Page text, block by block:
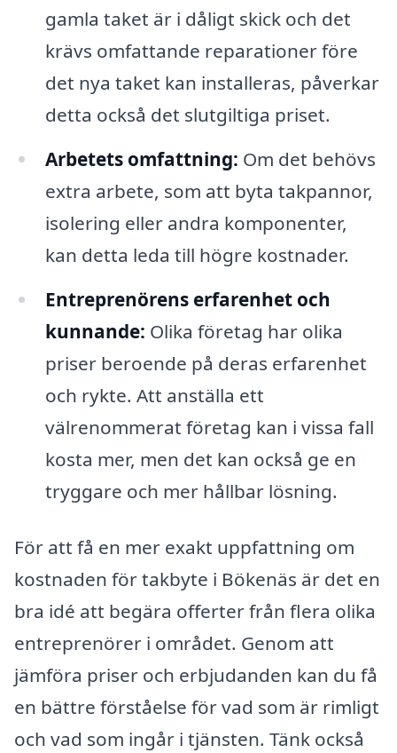
gamla taket är i dåligt skick och det
krävs omfattande reparationer före
det nya taket kan installeras, påverkar
detta också det slutgiltiga priset.
Arbetets omfattning: Om det behövs
extra arbete, som att byta takpannor,
isolering eller andra komponenter,
kan detta leda till högre kostnader.
Entreprenörens erfarenhet och
kunnande: Olika företag har olika
priser beroende på deras erfarenhet
och rykte. Att anställa ett
välrenommerat företag kan i vissa fall
kosta mer, men det kan också ge en
tryggare och mer hållbar lösning.
För att få en mer exakt uppfattning om
kostnaden för takbyte i Bökenäs är det en
bra idé att begära offerter från flera olika
entreprenörer i området. Genom att
jämföra priser och erbjudanden kan du få
en bättre förståelse för vad som är rimligt
och vad som ingår i tjänsten. Tänk också